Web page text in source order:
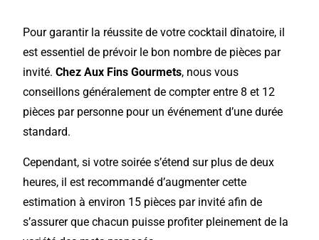
Pour garantir la réussite de votre cocktail dînatoire, il
est essentiel de prévoir le bon nombre de pièces par
invité.Chez Aux Fins Gourmets, nous vous
conseillons généralement de compter entre 8 et 12
pièces par personne pour un événement d’une durée
standard.
Cependant, si votre soirée s’étend sur plus de deux
heures, il est recommandé d’augmenter cette
estimation à environ 15 pièces par invité afin de
s’assurer que chacun puisse profiter pleinement de la